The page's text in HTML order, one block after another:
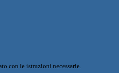
con le istruzioni necessarie.